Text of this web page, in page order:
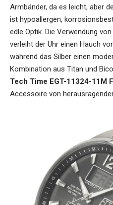
Armbänder, da es leicht, aber
ist hypoallergen,
edle Optik. Die Verwendung
verleiht der Uhr einen Hauch
während das Silber einen
Kombination aus Titan und
Tech Time EGT-11324-11M
Accessoire von